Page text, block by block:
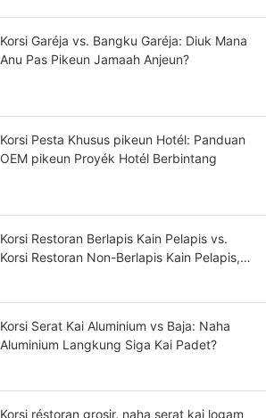
Korsi Garéja vs. Bangku Garéja: Diuk Mana
Anu Pas Pikeun Jamaah Anjeun?
Korsi Pesta Khusus pikeun Hotél: Panduan
OEM pikeun Proyék Hotél Berbintang
Korsi Restoran Berlapis Kain Pelapis vs.
Korsi Restoran Non-Berlapis Kain Pelapis,
Korsi Serat Kai Aluminium vs Baja: Naha
Aluminium Langkung Siga Kai Padet?
Korsi réstoran grosir, naha serat kai logam